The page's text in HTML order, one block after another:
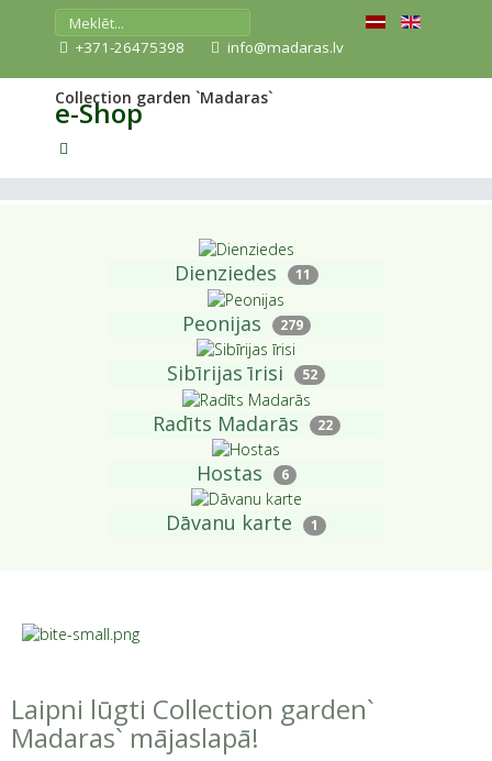
+371-26475398 info@madaras.lv
e-Shop
Collection garden `Madaras`
Dienziedes 11
Peonijas 279
Sibīrijas īrisi 52
Radīts Madarās 22
Hostas 6
Dāvanu karte 1
Laipni lūgti Collection garden`
Madaras` mājaslapā!